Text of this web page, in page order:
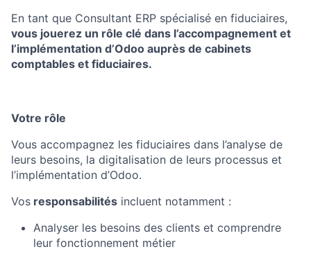
En tant que Consultant ERP spécialisé en fiduciaires,
vous jouerez un rôle clé dans l’accompagnement et
l’implémentation d’Odoo auprès de cabinets
comptables et fiduciaires.
Votre rôle
Vous accompagnez les fiduciaires dans l’analyse de
leurs besoins, la digitalisation de leurs processus et
l’implémentation d’Odoo.
Vos responsabilités incluent notamment :
Analyser les besoins des clients et comprendre
leur fonctionnement métier